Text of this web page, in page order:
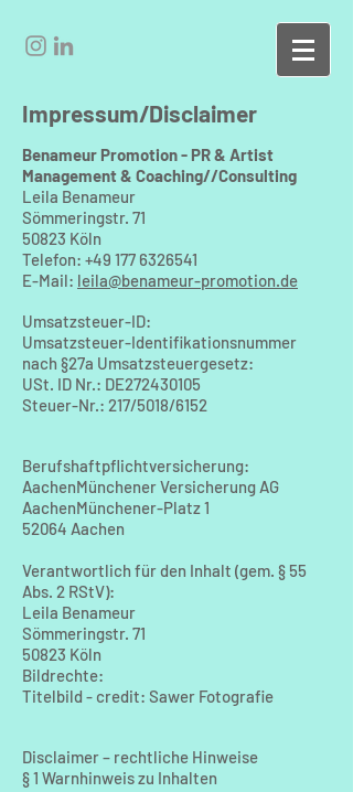
Impressum/Disclaimer
Benameur Promotion - PR & Artist
Management & Coaching//Consulting
Leila Benameur
Sömmeringstr. 71
50823 Köln
Telefon: +49 177 6326541
E-Mail: leila@benameur-promotion.de
Umsatzsteuer-ID:
Umsatzsteuer-Identifikationsnummer
nach §27a Umsatzsteuergesetz:
USt. ID Nr.: DE272430105
Steuer-Nr.: 217/5018/6152
Berufshaftpflichtversicherung:
AachenMünchener Versicherung AG
AachenMünchener-Platz 1
52064 Aachen
Verantwortlich für den Inhalt (gem. § 55
Abs. 2 RStV):
Leila Benameur
Sömmeringstr. 71
50823 Köln
Bildrechte:
Titelbild - credit: Sawer Fotografie
Disclaimer – rechtliche Hinweise
§ 1 Warnhinweis zu Inhalten